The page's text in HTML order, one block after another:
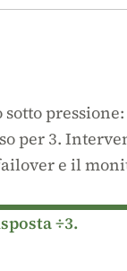
per 3.
e il
÷3.